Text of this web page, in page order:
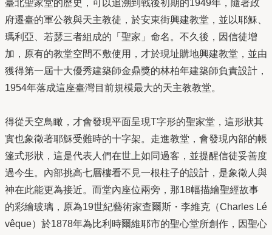
臺北聖家堂的歷史，可以追溯到戰後初期的1949年，隨著政
府遷臺的軍公教與天主教徒，於安東街興建教堂，並以耶穌、
瑪利亞、若瑟三者組成的「聖家」命名。不久後，因信徒增
加，原有的教堂空間不敷使用，才於現址購地興建教堂，並由
獲得第一屆十大優秀建築師金鼎獎的林柏年建築師負責設計，
1954年落成這座臺灣目前規模最大的天主教教堂。
得從天空鳥瞰，才會發現平面呈現T字形的聖家堂，這形狀其
實也象徵著耶穌受難時的十字架。走進教堂，會發現內部的帳
篷式形狀，這是代表人們在世上如同過客，並提醒信徒妥善度
過今生。內部挑高七層樓看不見一根柱子的設計，是象徵人與
神在此能更為接近。而堂內座位兩旁，那18幅描繪聖經故事
的彩繪玻璃，原為19世紀藝術家查爾斯・李維克（Charles Lé
vêque）於1878年為比利時爾維耶市的聖心堂所創作，因聖心